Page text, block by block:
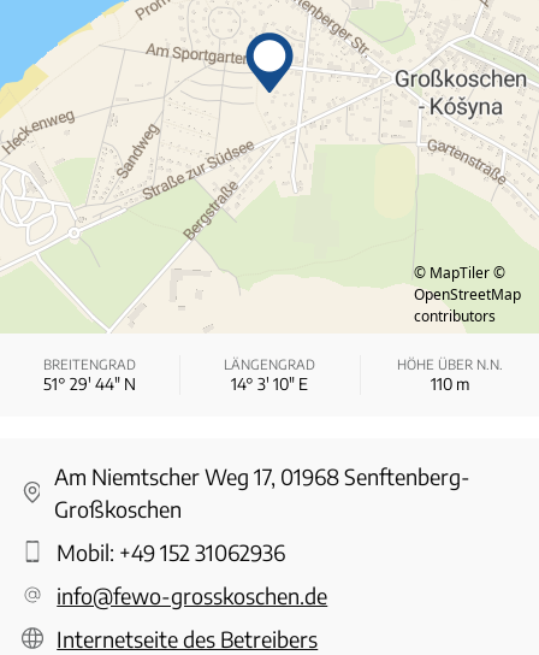
© MapTiler ©
OpenStreetMap
contributors
BREITENGRAD
51° 29′ 44″ N
LÄNGENGRAD
14° 3′ 10″ E
HÖHE ÜBER N.N.
110m
Am Niemtscher Weg 17, 01968 Senftenberg-
Großkoschen
Mobil: +49 152 31062936
info@fewo-grosskoschen.de
Internetseite des Betreibers